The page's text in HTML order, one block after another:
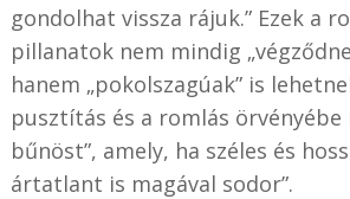
gondolhat vissza rájuk.” Ezek a
pillanatok nem mindig
hanem „pokolszagúak” is
pusztítás és a romlás örvényébe
bűnöst”, amely, ha széles és
ártatlant is magával sodor”.